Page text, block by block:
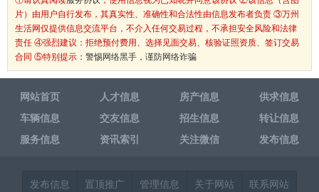
片）由用户自行发布，其真实性、准确性和合法性由信息发布者负责 ③万州
生活网仅提供信息交流平台，不介入任何交易过程，不承担安全风险和法律
责任 ④强烈建议：拒绝预付费用、选择见面交易、核验证照资质、签订交易
合同 ⑤特别提示： 警惕网络黑手，谨防网络诈骗
网站首页 人才信息 房产信息
供求信息
车辆信息
交友信息 招生信息
转让信息
服务信息
资讯索引 关注微信 发布信息
发布信息 置顶推广 管理信息 关于网站
联系网站